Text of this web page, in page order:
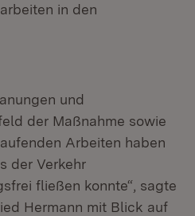
in den
und
der Maßnahme sowie
Arbeiten haben
der Verkehr
fließen konnte“, sagte
Hermann mit Blick auf